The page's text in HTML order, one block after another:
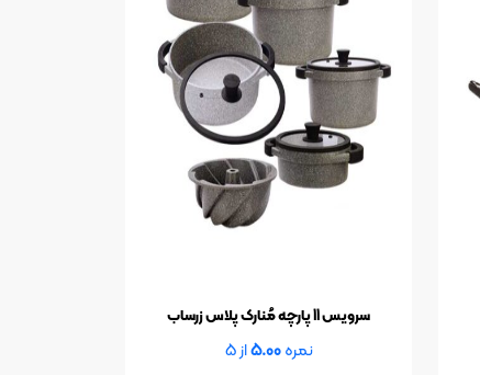
سرویس 11 پارچه مُنارک پلاس زرساب
نمره5.00از 5